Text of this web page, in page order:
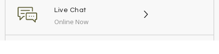
Live Chat
Online Now